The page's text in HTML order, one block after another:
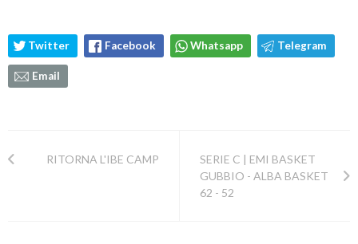
Twitter Facebook Whatsapp Telegram
Email
RITORNA L'IBE CAMP
SERIE C | EMI BASKET
GUBBIO - ALBA BASKET
62 - 52